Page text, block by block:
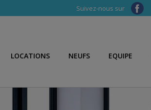
Suivez-nous sur
LOCATIONS NEUFS EQUIPE